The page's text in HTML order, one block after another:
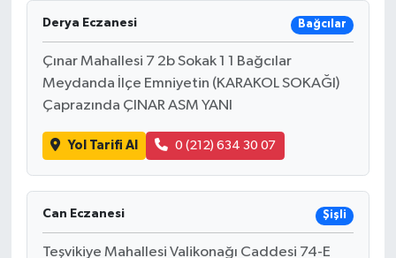
Derya Eczanesi Bağcılar
Çınar Mahallesi 7 2b Sokak 1 1 Bağcılar
Meydanda İlçe Emniyetin (KARAKOL SOKAĞI)
Çaprazında ÇINAR ASM YANI
Yol Tarifi Al 0 (212) 634 30 07
Can Eczanesi Şişli
Teşvikiye Mahallesi Valikonağı Caddesi 74-E